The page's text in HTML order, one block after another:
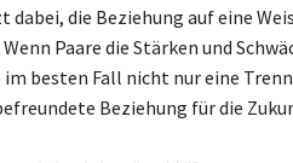
die Beziehung auf eine
Paare die Stärken und
im besten Fall nicht nur eine
Beziehung für die